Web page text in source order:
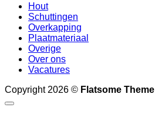
Hout
Schuttingen
Overkapping
Plaatmateriaal
Overige
Over ons
Vacatures
Copyright 2026 © Flatsome Theme